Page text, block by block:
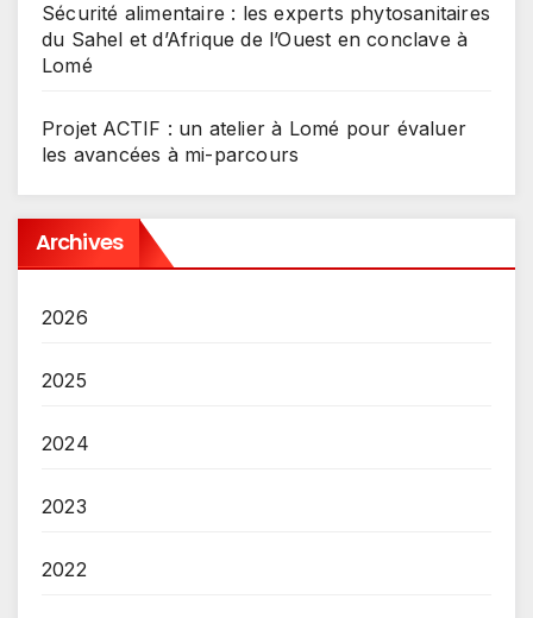
Sécurité alimentaire : les experts phytosanitaires
du Sahel et d’Afrique de l’Ouest en conclave à
Lomé
Projet ACTIF : un atelier à Lomé pour évaluer
les avancées à mi-parcours
Archives
2026
2025
2024
2023
2022